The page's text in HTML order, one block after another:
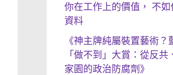
你在工作上的價值， 不
資料
《神主牌純屬裝置藝術？
「做不到」大賞：從反
家園的政治防腐劑》